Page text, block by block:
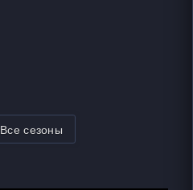
Все сезоны